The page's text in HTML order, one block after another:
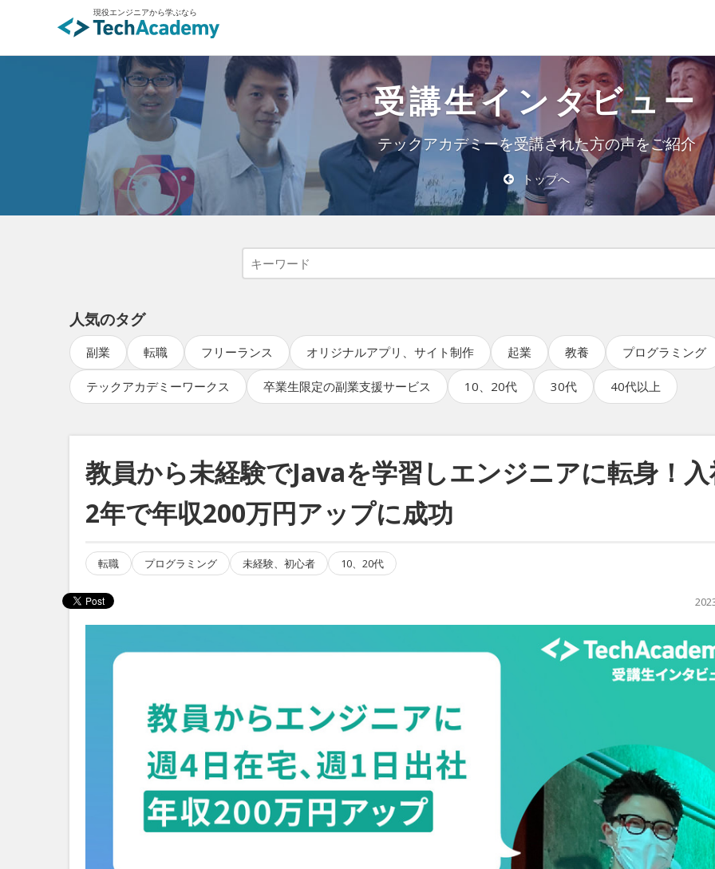
現役エンジニアから学ぶなら
受講生インタビュー
テックアカデミーを受講された方の声をご紹介
トップへ
人気のタグ
副業 転職 フリーランス オリジナルアプリ、サイト制作 起業 教養 プログラミング
テックアカデミーワークス 卒業生限定の副業支援サービス 10、20代 30代 40代以上
教員から未経験でJavaを学習しエンジニアに転身！
2年で年収200万円アップに成功
転職 プログラミング 未経験、初心者 10、20代